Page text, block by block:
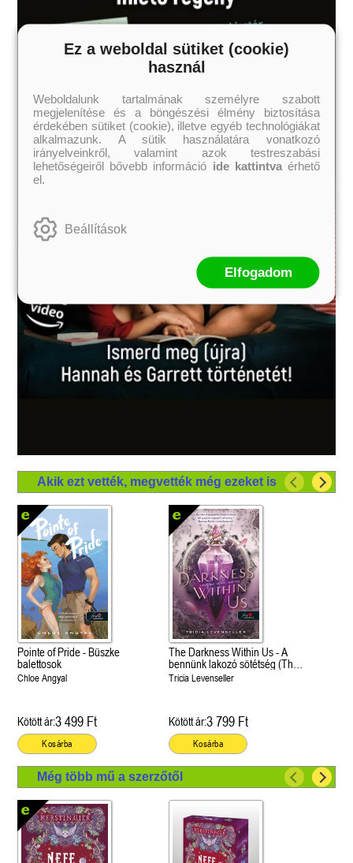
Akik ezt vették, megvették még ezeket is
Pointe of Pride - Büszke
balettosok
Chloe Angyal
Kötött ár:3 499 Ft
Kosárba
The Darkness Within Us - A
bennünk lakozó sötétség (The
Shadows Between Us 2.)
Tricia Levenseller
Kötött ár:3 799 Ft
Kosárba
Még több mű a szerzőtől
Ez a weboldal sütiket (cookie)
használ
Weboldalunk tartalmának személyre szabott
megjelenítése és a böngészési élmény biztosítása
érdekében sütiket (cookie), illetve egyéb technológiákat
alkalmazunk. A sütik használatára vonatkozó
irányelveinkről, valamint azok testreszabási
lehetőségeiről bővebb információ ide kattintvaérhető
el.
Beállítások
Elfogadom